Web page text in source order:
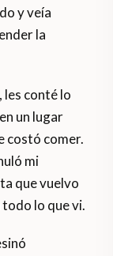
y veía
la
les conté lo
un lugar
costó comer.
mi
que vuelvo
todo lo que vi.